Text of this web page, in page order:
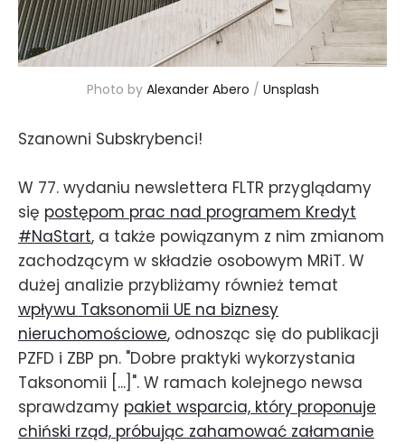
Photo by Alexander Abero / Unsplash
Szanowni Subskrybenci!
W 77. wydaniu newslettera FLTR przyglądamy
się postępom prac nad programem Kredyt
#NaStart, a także powiązanym z nim zmianom
zachodzącym w składzie osobowym MRiT. W
dużej analizie przybliżamy również temat
wpływu Taksonomii UE na biznesy
nieruchomościowe, odnosząc się do publikacji
PZFD i ZBP pn. "Dobre praktyki wykorzystania
Taksonomii [...]". W ramach kolejnego newsa
sprawdzamy pakiet wsparcia, który proponuje
chiński rząd, próbując zahamować załamanie